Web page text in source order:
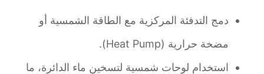
دمج التدفئة المركزية مع الطاقة الشمسية أو
مضخة حرارية (Heat Pump).
استخدام لوحات شمسية لتسخين ماء الدائرة، ما